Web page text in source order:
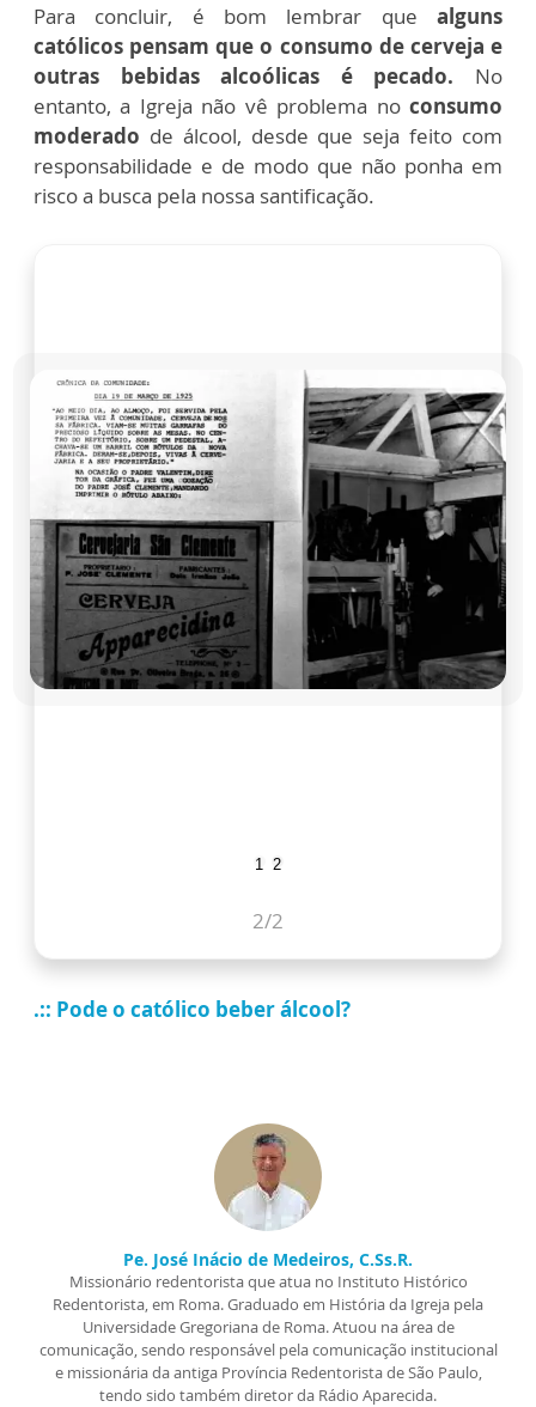
Para concluir, é bom lembrar que alguns
católicos pensam que o consumo de cerveja e
outras bebidas alcoólicas é pecado. No
entanto, a Igreja não vê problema no consumo
moderado de álcool, desde que seja feito com
responsabilidade e de modo que não ponha em
risco a busca pela nossa santificação.
1 2
1/2
.:: Pode o católico beber álcool?
Pe. José Inácio de Medeiros, C.Ss.R.
Missionário redentorista que atua no Instituto Histórico
Redentorista, em Roma. Graduado em História da Igreja pela
Universidade Gregoriana de Roma. Atuou na área de
comunicação, sendo responsável pela comunicação institucional
e missionária da antiga Província Redentorista de São Paulo,
tendo sido também diretor da Rádio Aparecida.